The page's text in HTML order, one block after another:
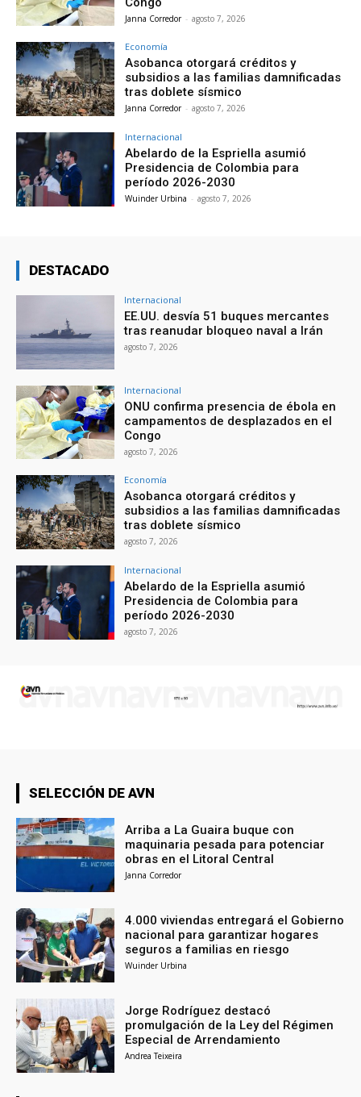
Janna Corredor - agosto 7, 2026
Economía
Asobanca otorgará créditos y
subsidios a las familias damnificadas
tras doblete sísmico
Janna Corredor - agosto 7, 2026
Internacional
Abelardo de la Espriella asumió
Presidencia de Colombia para
período 2026-2030
Wuinder Urbina - agosto 7, 2026
DESTACADO
Internacional
EE.UU. desvía 51 buques mercantes
tras reanudar bloqueo naval a Irán
agosto 7, 2026
Internacional
ONU confirma presencia de ébola en
campamentos de desplazados en el
Congo
agosto 7, 2026
Economía
Asobanca otorgará créditos y
subsidios a las familias damnificadas
tras doblete sísmico
agosto 7, 2026
Internacional
Abelardo de la Espriella asumió
Presidencia de Colombia para
período 2026-2030
agosto 7, 2026
SELECCIÓN DE AVN
Arriba a La Guaira buque con
maquinaria pesada para potenciar
obras en el Litoral Central
Janna Corredor
4.000 viviendas entregará el Gobierno
nacional para garantizar hogares
seguros a familias en riesgo
Wuinder Urbina
Jorge Rodríguez destacó
promulgación de la Ley del Régimen
Especial de Arrendamiento
Andrea Teixeira